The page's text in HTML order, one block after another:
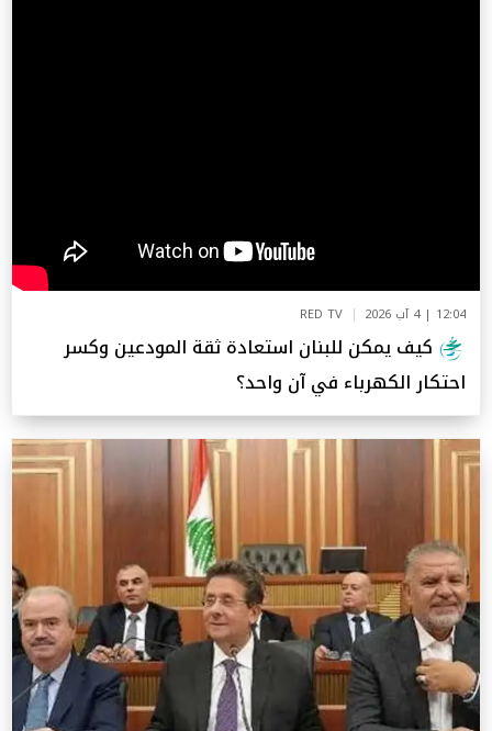
12:04 | 4 آب 2026 RED TV
كيف يمكن للبنان استعادة ثقة المودعين وكسر
احتكار الكهرباء في آن واحد؟